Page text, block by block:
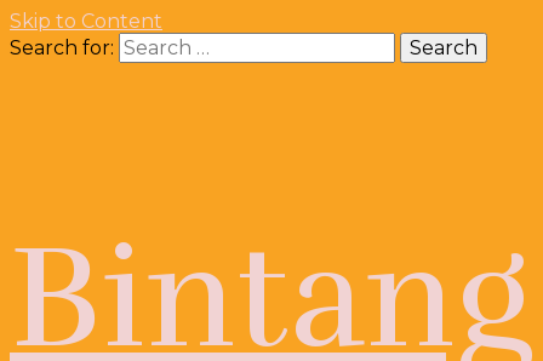
Skip to Content
Search for:
Bintang